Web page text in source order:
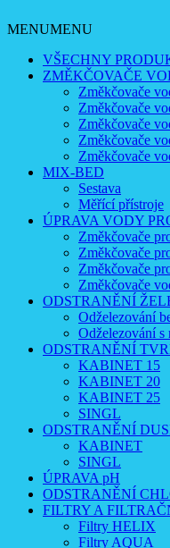
MENUMENU
VŠECHNY
ZMĚKČOVAČE
Změkčovače
Změkčovače
Změkčovače
Změkčovače
Změkčovače
MIX-BED
Sestava
Měřící přístroje
ÚPRAVA VODY
Změkčovače
Změkčovače
Změkčovače
Změkčovače
ODSTRANĚNÍ
Odželezování
Odželezování s
ODSTRANĚNÍ
KABINET 15
KABINET 20
KABINET 25
SINGL
ODSTRANĚNÍ
KABINET
SINGL
ÚPRAVA pH
ODSTRANĚNÍ
FILTRY A
Filtry HELIX
Filtry AQUA